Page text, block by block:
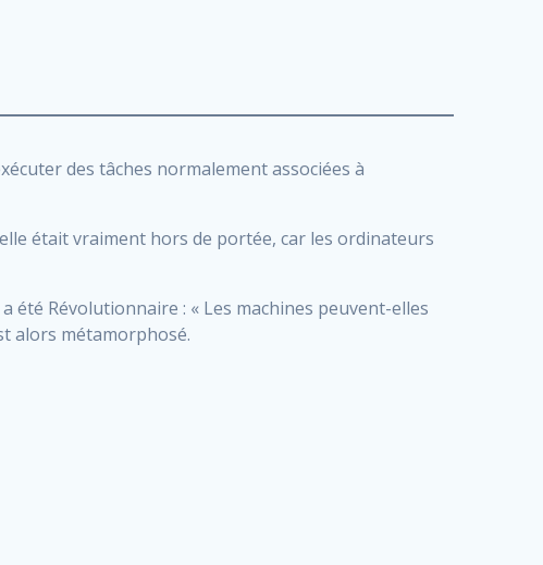
des tâches normalement associées à
était vraiment hors de portée, car les ordinateurs
été Révolutionnaire : « Les machines peuvent-elles
alors métamorphosé.